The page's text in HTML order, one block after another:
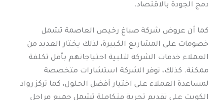
دمج الجودة بالاقتصاد.
كما أن عروض شركة صباغ رخيص العاصمة تشمل
خصومات على المشاريع الكبيرة، لذلك يختار العديد من
العملاء خدمات الشركة لتلبية احتياجاتهم بأقل تكلفة
ممكنة. كذلك، توفر الشركة استشارات متخصصة
لمساعدة العملاء على اختيار أفضل الحلول، كما تركز رواد
الكويت على تقديم تجربة متكاملة تشمل جميع مراحل